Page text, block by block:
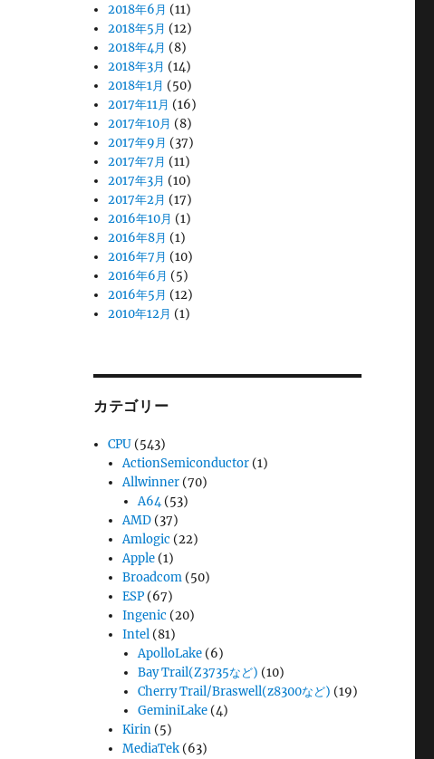
2018年6月 (11)
2018年5月 (12)
2018年4月 (8)
2018年3月 (14)
2018年1月 (50)
2017年11月 (16)
2017年10月 (8)
2017年9月 (37)
2017年7月 (11)
2017年3月 (10)
2017年2月 (17)
2016年10月 (1)
2016年8月 (1)
2016年7月 (10)
2016年6月 (5)
2016年5月 (12)
2010年12月 (1)
カテゴリー
CPU (543)
ActionSemiconductor (1)
Allwinner (70)
A64(53)
AMD (37)
Amlogic (22)
Apple (1)
Broadcom (50)
ESP (67)
Ingenic (20)
Intel (81)
ApolloLake(6)
Bay Trail(Z3735など) (10)
Cherry Trail/Braswell(z8300など) (19)
GeminiLake(4)
Kirin (5)
MediaTek (63)